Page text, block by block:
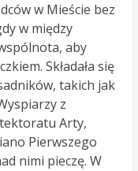
w Mieście bez
w między
aby
Składała się
takich jak
z
Arty,
Pierwszego
nimi pieczę. W